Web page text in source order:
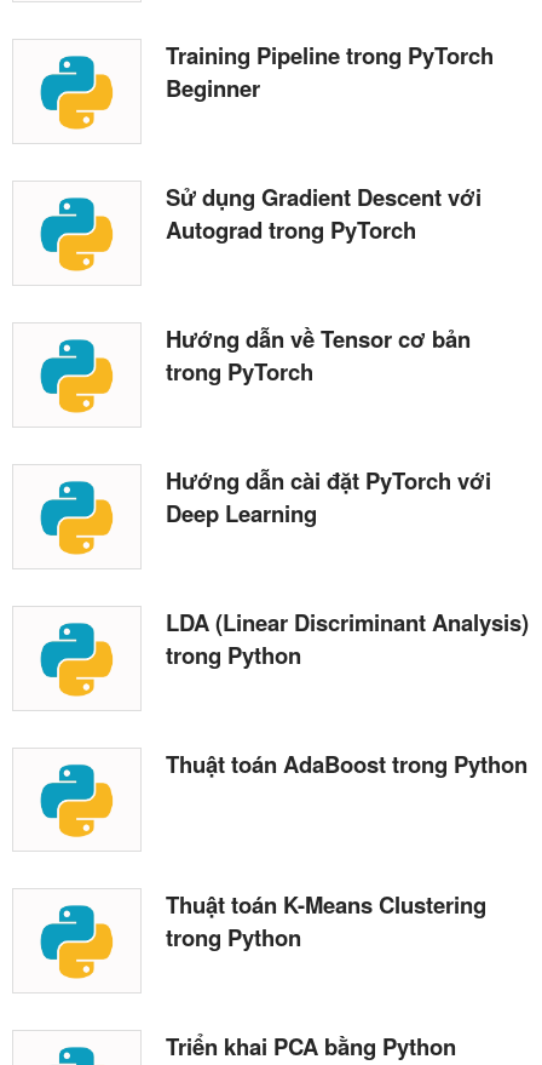
Training Pipeline trong PyTorch
Beginner
Sử dụng Gradient Descent với
Autograd trong PyTorch
Hướng dẫn về Tensor cơ bản
trong PyTorch
Hướng dẫn cài đặt PyTorch với
Deep Learning
LDA (Linear Discriminant Analysis)
trong Python
Thuật toán AdaBoost trong Python
Thuật toán K-Means Clustering
trong Python
Triển khai PCA bằng Python